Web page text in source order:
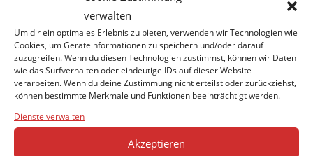
verwalten
Um dir ein optimales Erlebnis zu bieten, verwenden wir Technologien wie
Cookies, um Geräteinformationen zu speichern und/oder darauf
zuzugreifen. Wenn du diesen Technologien zustimmst, können wir Daten
wie das Surfverhalten oder eindeutige IDs auf dieser Website
verarbeiten. Wenn du deine Zustimmung nicht erteilst oder zurückziehst,
können bestimmte Merkmale und Funktionen beeinträchtigt werden.
Dienste verwalten
Akzeptieren